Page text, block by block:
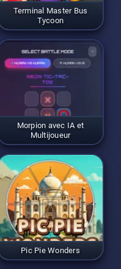
Terminal Master Bus
Tycoon
Morpion avec IA et
Multijoueur
Pic Pie Wonders